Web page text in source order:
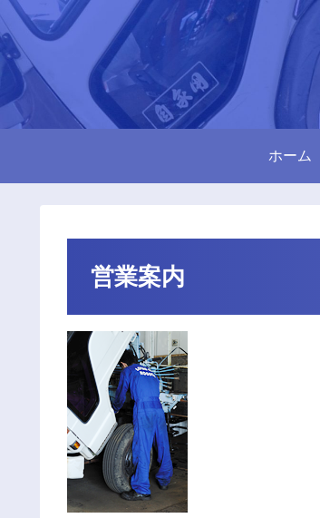
ホーム
営業案内